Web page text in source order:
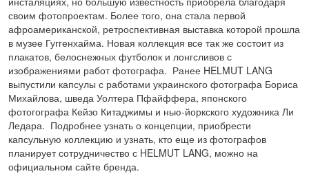
своим фотопроектам. Более того, она стала первой
афроамериканской, ретроспективная выставка которой прошла
в музее Гуггенхайма. Новая коллекция все так же состоит из
плакатов, белоснежных футболок и лонгсливов с
изображениями работ фотографа. Ранее HELMUT LANG
выпустили капсулы с работами украинского фотографа Бориса
Михайлова, шведа Уолтера Пфайффера, японского
фотогографа Кейзо Китаджимы и нью-йоркского художника Ли
Ледара. Подробнее узнать о концепции, приобрести
капсульную коллекцию и узнать, кто еще из фотографов
планирует сотрудничество с HELMUT LANG, можно на
официальном сайте бренда.